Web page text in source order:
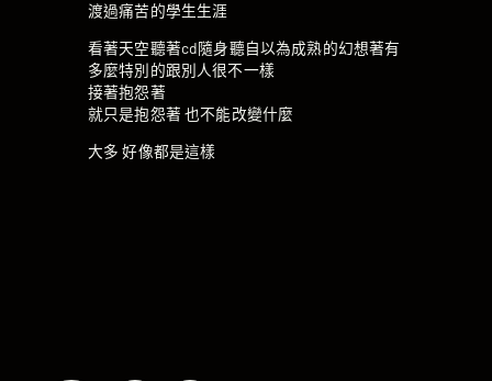
渡過痛苦的學生生涯
看著天空聽著cd隨身聽自以為成熟的幻想著有
多麼特別的跟別人很不一樣
接著抱怨著
就只是抱怨著 也不能改變什麼
大多 好像都是這樣